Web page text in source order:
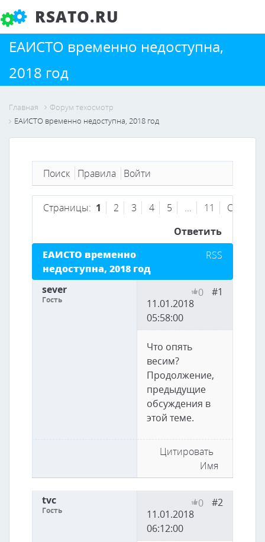
RSATO.RU
ЕАИСТО временно недоступна,
2018 год
Главная
Форум техосмотр
ЕАИСТО временно недоступна, 2018 год
Поиск Правила Войти
Страницы: 1 2 3 4 5 ... 11
След.
Ответить
RSS
ЕАИСТО временно
недоступна, 2018 год
sever
Гость
#1
0
11.01.2018
05:58:00
Что опять
весим?
Продолжение,
предыдущие
обсуждения в
этой теме.
Цитировать
Имя
tvc
Гость
#2
0
11.01.2018
06:12:00